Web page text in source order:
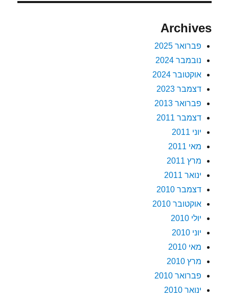
Archives
פברואר 2025
נובמבר 2024
אוקטובר 2024
דצמבר 2023
פברואר 2013
דצמבר 2011
יוני 2011
מאי 2011
מרץ 2011
ינואר 2011
דצמבר 2010
אוקטובר 2010
יולי 2010
יוני 2010
מאי 2010
מרץ 2010
פברואר 2010
ינואר 2010